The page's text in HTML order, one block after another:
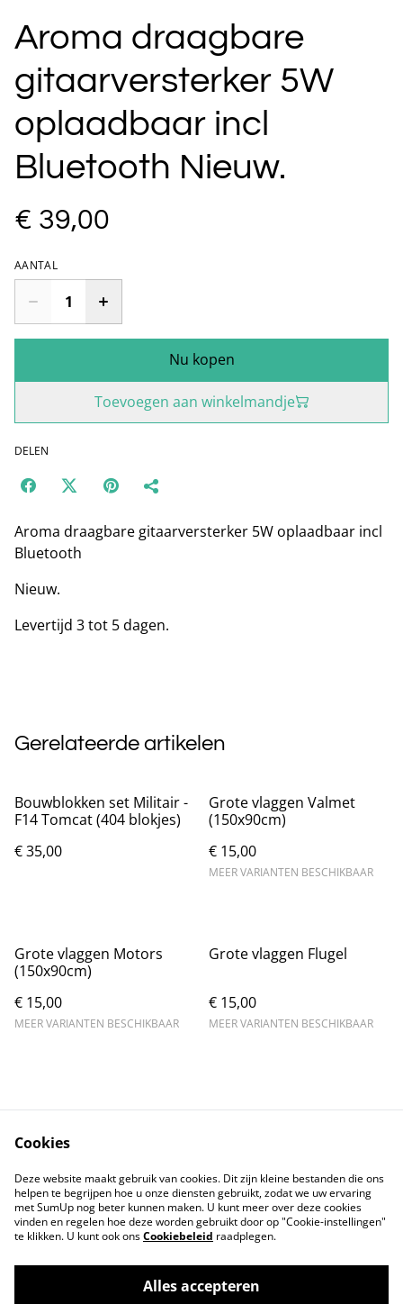
Aroma draagbare
gitaarversterker 5W
oplaadbaar incl
Bluetooth Nieuw.
€ 39,00
AANTAL
Nu kopen
Toevoegen aan winkelmandje
DELEN
Aroma draagbare gitaarversterker 5W oplaadbaar incl
Bluetooth
Nieuw.
Levertijd 3 tot 5 dagen.
Gerelateerde artikelen
Bouwblokken set Militair -
F14 Tomcat (404 blokjes)
€ 35,00
Grote vlaggen Valmet
(150x90cm)
€ 15,00
MEER VARIANTEN BESCHIKBAAR
Grote vlaggen Motors
(150x90cm)
€ 15,00
MEER VARIANTEN BESCHIKBAAR
Grote vlaggen Flugel
€ 15,00
MEER VARIANTEN BESCHIKBAAR
Contact
Voorwaarden
Privacybeleid
Cookiebeleid
Cookies
Deze website maakt gebruik van cookies. Dit zijn kleine bestanden die ons
helpen te begrijpen hoe u onze diensten gebruikt, zodat we uw ervaring
met SumUp nog beter kunnen maken. U kunt meer over deze cookies
vinden en regelen hoe deze worden gebruikt door op "Cookie-instellingen"
te klikken. U kunt ook onsCookiebeleid raadplegen.
Alles accepteren